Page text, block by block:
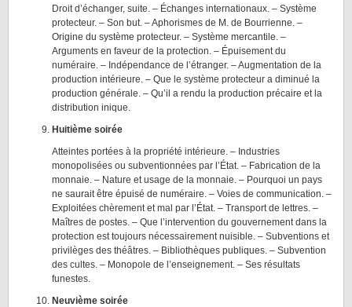
Droit d’échanger, suite. – Échanges internationaux. – Système
protecteur. – Son but. – Aphorismes de M. de Bourrienne. –
Origine du système protecteur. – Système mercantile. –
Arguments en faveur de la protection. – Épuisement du
numéraire. – Indépendance de l’étranger. – Augmentation de la
production intérieure. – Que le système protecteur a diminué la
production générale. – Qu’il a rendu la production précaire et la
distribution inique.
Huitième soirée
Atteintes portées à la propriété intérieure. – Industries
monopolisées ou subventionnées par l’État. – Fabrication de la
monnaie. – Nature et usage de la monnaie. – Pourquoi un pays
ne saurait être épuisé de numéraire. – Voies de communication. –
Exploitées chèrement et mal par l’État. – Transport de lettres. –
Maîtres de postes. – Que l’intervention du gouvernement dans la
protection est toujours nécessairement nuisible. – Subventions et
privilèges des théâtres. – Bibliothèques publiques. – Subvention
des cultes. – Monopole de l’enseignement. – Ses résultats
funestes.
Neuvième soirée